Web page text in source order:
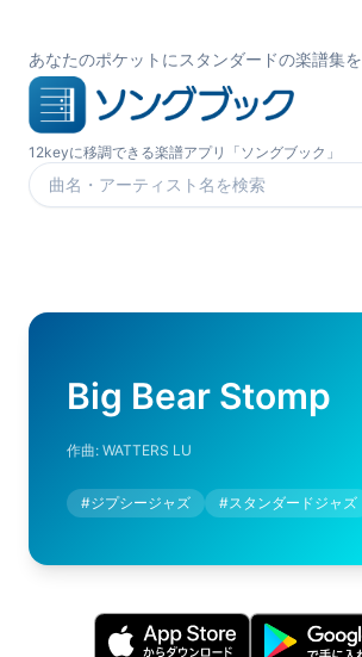
あなたのポケットにスタンダードの楽譜集を
12keyに移調できる楽譜アプリ「ソングブック」
楽曲を検索
Big Bear Stomp
作曲: WATTERS LU
#ジプシージャズ #スタンダードジャズ